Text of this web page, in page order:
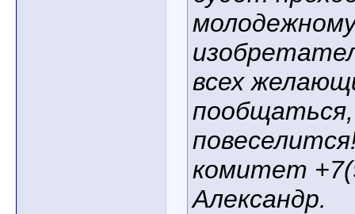
всех
комитет
Александр.